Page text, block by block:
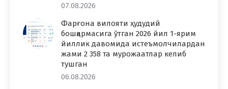
07.08.2026
Фарғона вилояти ҳудудий
бошқармасига ўтган 2026 йил 1-ярим
йиллик давомида истеъмолчилардан
жами 2 358 та мурожаатлар келиб
тушган
06.08.2026